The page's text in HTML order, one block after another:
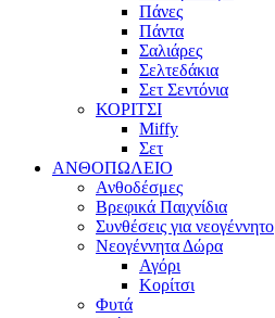
Πάνες
Πάντα
Σαλιάρες
Σελτεδάκια
Σετ Σεντόνια
ΚΟΡΙΤΣΙ
Miffy
Σετ
ΑΝΘΟΠΩΛΕΙΟ
Ανθοδέσμες
Βρεφικά Παιχνίδια
Συνθέσεις για νεογέννητο
Νεογέννητα Δώρα
Αγόρι
Κορίτσι
Φυτά